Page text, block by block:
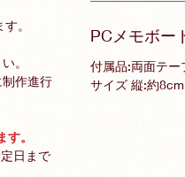
。
。
作進行
。
日まで
PCメモボー
付属品:両面テー
サイズ 縦:約